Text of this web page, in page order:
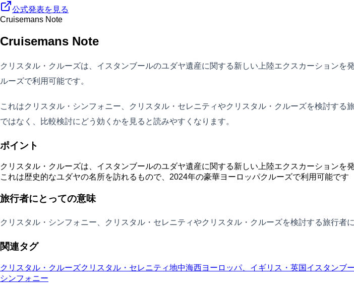
公式発表を見る
Cruisemans Note
Cruisemans Note
クリスタル・クルーズは、イスタンブールのユダヤ遺産に関する新しい上陸エクスカーション
ルーズで利用可能です。
これはクリスタル・シンフォニー、クリスタル・セレニティやクリスタル・クルーズを検討す
ではなく、比較検討にどう効くかを見ると読みやすくなります。
ポイント
クリスタル・クルーズは、イスタンブールのユダヤ遺産に関する新しい上陸エクスカーションを
これは歴史的なユダヤの名所を訪れるもので、2024年の豪華ヨーロッパクルーズで利用可能です
旅行者にとっての意味
クリスタル・シンフォニー、クリスタル・セレニティやクリスタル・クルーズを検討する旅行者
関連タグ
クリスタル・クルーズクリスタル・セレニティ地中海西ヨーロッパ、イギリス・英国イスタンブ
シンフォニー